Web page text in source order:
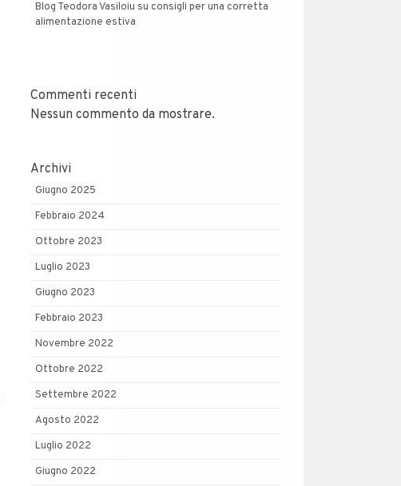
Blog Teodora Vasiloiu su consigli per una corretta
alimentazione estiva
Commenti recenti
Nessun commento da mostrare.
Archivi
Giugno 2025
Febbraio 2024
Ottobre 2023
Luglio 2023
Giugno 2023
Febbraio 2023
Novembre 2022
Ottobre 2022
Settembre 2022
Agosto 2022
Luglio 2022
Giugno 2022